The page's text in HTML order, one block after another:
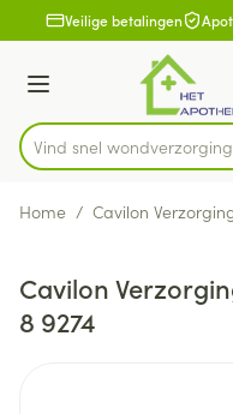
Ga naar de inhoud
1 van 1Veilige betalingen
Menu
Product, merk,
Vind snel
Home / Cavilon
Cavilon
8 9274